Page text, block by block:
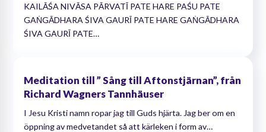
KAILĀŚA NIVĀSA PĀRVATĪ PATE HARE PAŚU PATE
GAṄGĀDHARA ŚIVA GAURĪ PATE HARE GAṄGĀDHARA
ŚIVA GAURĪ PATE…
Meditation till ” Sång till Aftonstjärnan”, från
Richard Wagners Tannhäuser
I Jesu Kristi namn ropar jag till Guds hjärta. Jag ber om en
öppning av medvetandet så att kärleken i form av…